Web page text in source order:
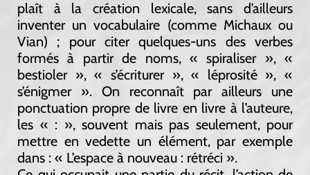
plaît à la création lexicale, sans d’ailleurs
inventer un vocabulaire (comme Michaux ou
Vian) ; pour citer quelques-uns des verbes
formés à partir de noms, « spiraliser », «
bestioler », « s’écriturer », « léprosité », «
s’énigmer ». On reconnaît par ailleurs une
ponctuation propre de livre en livre à l’auteure,
les « : », souvent mais pas seulement, pour
mettre en vedette un élément, par exemple
dans : « L’espace à nouveau : rétréci ».